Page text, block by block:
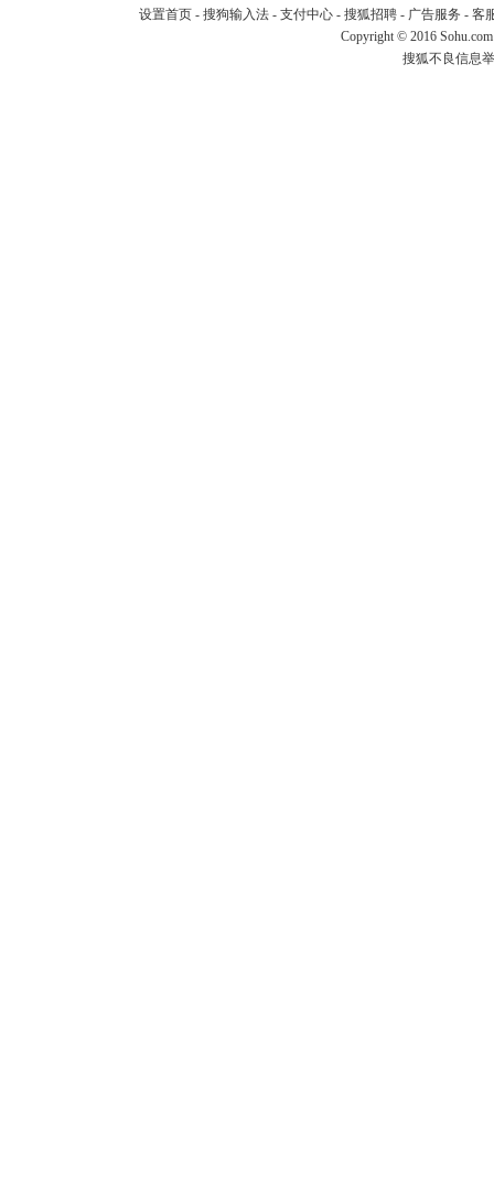
设置首页- 搜狗输入法- 支付中心- 搜狐招聘- 广告服务 - 客
Copyright © 2016
搜狐不良信息